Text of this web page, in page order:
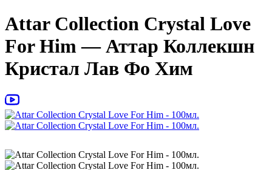
Attar Collection Crystal Love
For Him — Аттар Коллекшн
Кристал Лав Фо Хим